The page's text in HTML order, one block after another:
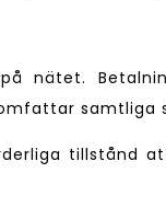
nätet.